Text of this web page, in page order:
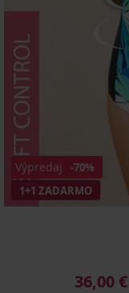
1+1 ZADARMO
Výpredaj -70%
36,00 €